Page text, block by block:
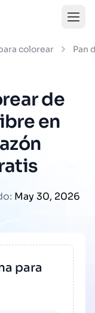
colorear Pan
de
en
May 30, 2026
para